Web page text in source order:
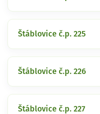
Štáblovice č.p. 225
Štáblovice č.p. 226
Štáblovice č.p. 227